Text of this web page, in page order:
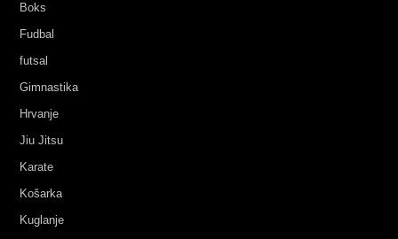
Boks
Fudbal
futsal
Gimnastika
Hrvanje
Jiu Jitsu
Karate
Košarka
Kuglanje